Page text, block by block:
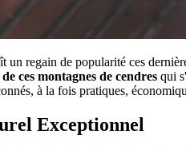
regain de popularité ces
ces montagnes de cendres qui
à la fois pratiques,
Exceptionnel